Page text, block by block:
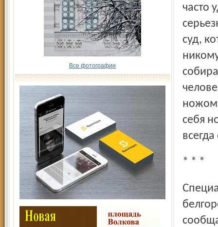
Все фотографии
часто
суд,
ножом.
себя
* * *
Специальность дворников предстоит освоить